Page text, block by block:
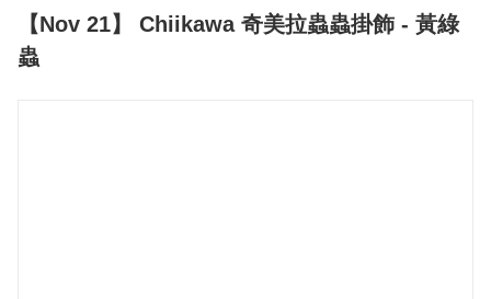
【Nov 21】 Chiikawa 奇美拉蟲蟲掛飾 - 黃綠
蟲